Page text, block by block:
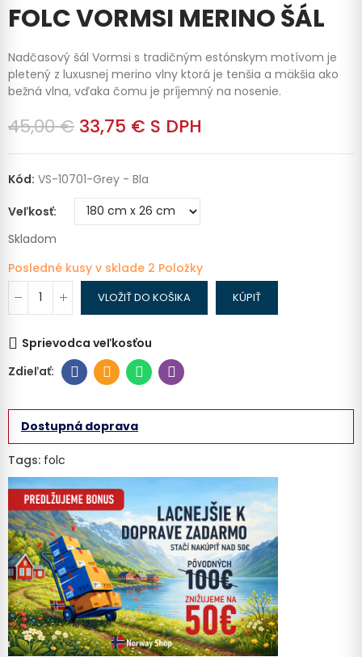
FOLC VORMSI MERINO ŠÁL
Nadčasový šál Vormsi s tradičným estónskym motívom je
pletený z luxusnej merino vlny ktorá je tenšia a mäkšia ako
bežná vlna, vďaka čomu je príjemný na nosenie.
45,00 € 33,75 € S DPH
Kód: VS-10701-Grey - Bla
Veľkosť
Skladom
Posledné kusy v sklade 2 Položky
VLOŽIŤ DO KOŠIKA KÚPIŤ
Sprievodca veľkosťou
Dostupná doprava
Tags: folc